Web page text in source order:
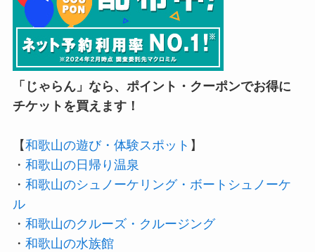
「じゃらん」なら、ポイント・クーポンでお得に
チケットを買えます！
【和歌山の遊び・体験スポット 】
・ 和歌山の日帰り温泉
・ 和歌山のシュノーケリング・ボートシュノーケ
ル
・ 和歌山のクルーズ・クルージング
・ 和歌山の水族館